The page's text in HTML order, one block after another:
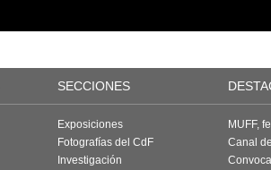
SECCIONES
Exposiciones
Fotografías del CdF
Investigación
MUFF,
Canal